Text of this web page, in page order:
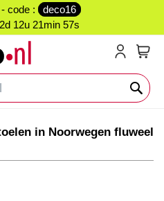
code :
deco16
12u 21min 57s
in Noorwegen fluweel